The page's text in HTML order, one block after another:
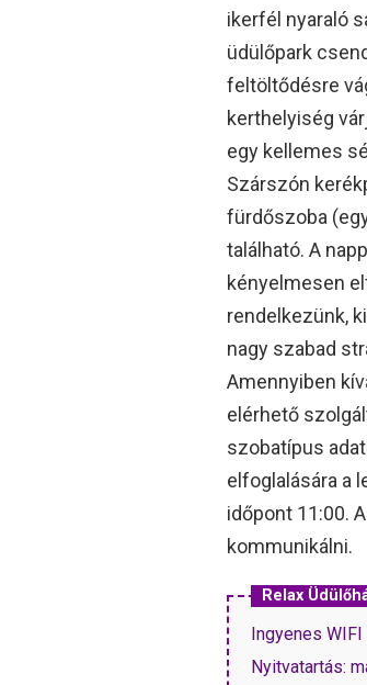
ikerfél nyaraló
üdülőpark
feltöltődésre
kerthelyiség
egy kellemes
Szárszón
fürdőszoba
található. A
kényelmesen
rendelkezünk,
nagy szabad
Amennyiben
elérhető
szobatípus
elfoglalására a
időpont 11:00.
kommunikálni.
Relax
Ingyenes WIFI
Nyitvatartás: